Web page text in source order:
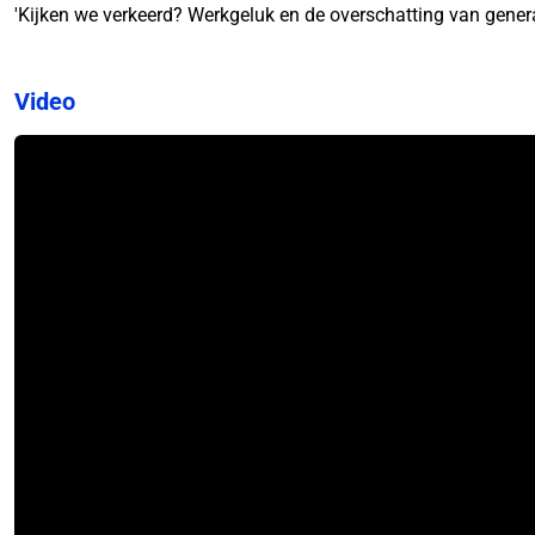
'Kijken we verkeerd? Werkgeluk en de overschatting van
Video